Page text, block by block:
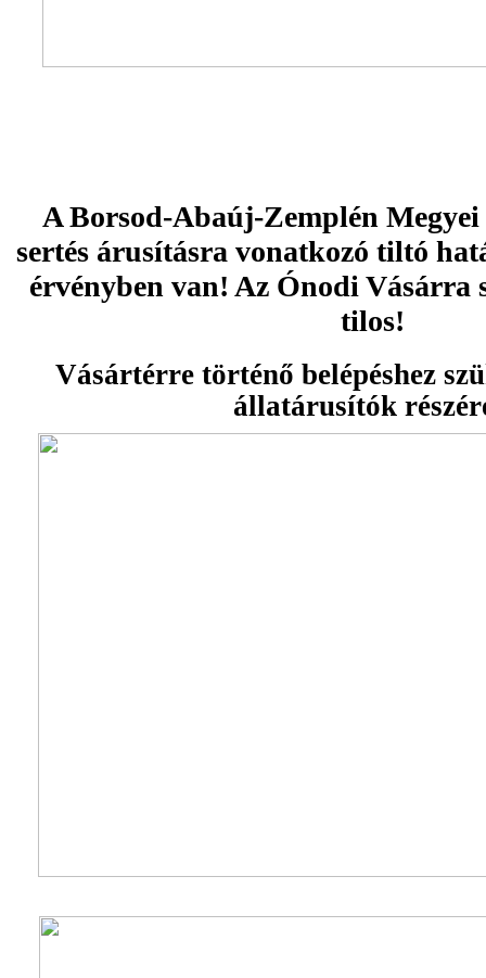
A Borsod-Abaúj-Zemplén
sertés árusításra vonatkozó tiltó
érvényben van! Az Ónodi Vásárra
tilos!
Vásártérre történő belépéshez
állatárusítók